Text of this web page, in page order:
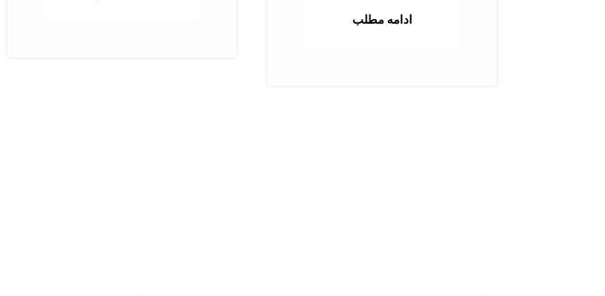
ادامه مطلب